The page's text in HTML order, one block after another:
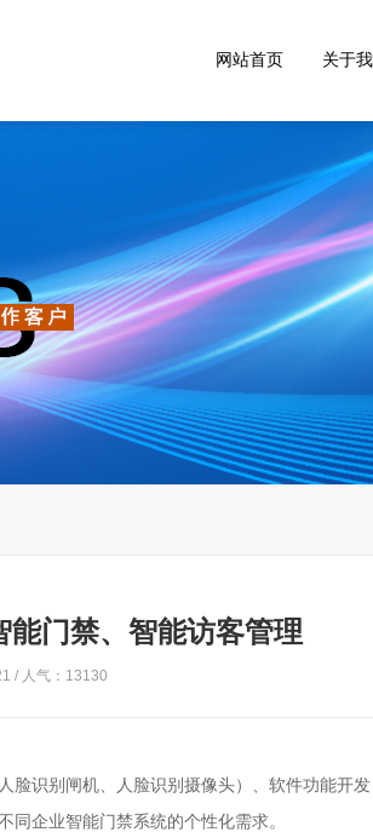
网站首页 关于
能门禁、智能访客管理
/ 人气：13130
识别闸机、人脸识别摄像头）、软件功能开
企业智能门禁系统的个性化需求。